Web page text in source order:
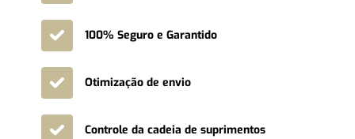
100% Seguro e Garantido
Otimização de envio
Controle da cadeia de suprimentos